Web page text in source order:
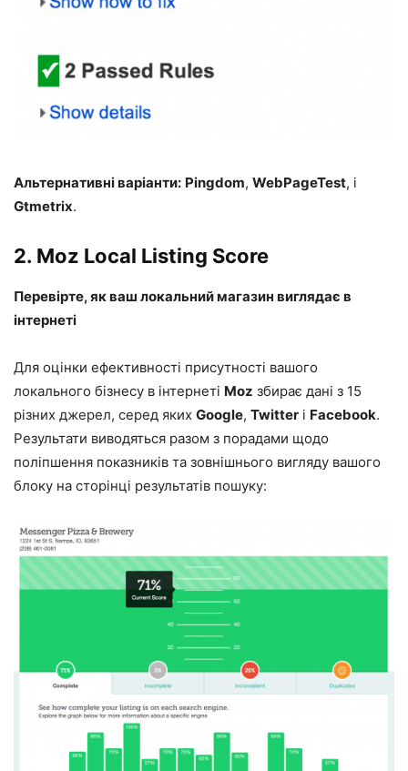
Альтернативні варіанти: Pingdom, WebPageTest, і
Gtmetrix.
2. Moz Local Listing Score
Перевірте, як ваш локальний магазин виглядає в
інтернеті
Для оцінки ефективності присутності вашого
локального бізнесу в інтернеті Moz збирає дані з 15
різних джерел, серед яких Google, Twitter і Facebook.
Результати виводяться разом з порадами щодо
поліпшення показників та зовнішнього вигляду вашого
блоку на сторінці результатів пошуку: